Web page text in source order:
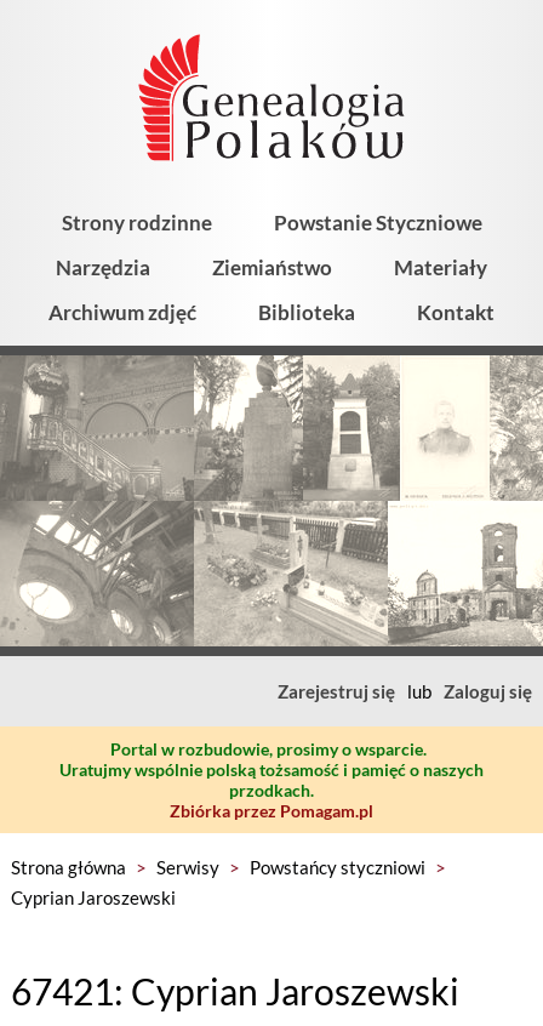
Strony rodzinne
Powstanie Styczniowe
Narzędzia
Ziemiaństwo
Materiały
Archiwum zdjęć
Biblioteka Kontakt
Zarejestruj się lub Zaloguj się
Portal w rozbudowie, prosimy o wsparcie.
Uratujmy wspólnie polską tożsamość i pamięć o naszych
przodkach.
Zbiórka przez Pomagam.pl
Strona główna > Serwisy > Powstańcy styczniowi >
Cyprian Jaroszewski
67421: Cyprian Jaroszewski